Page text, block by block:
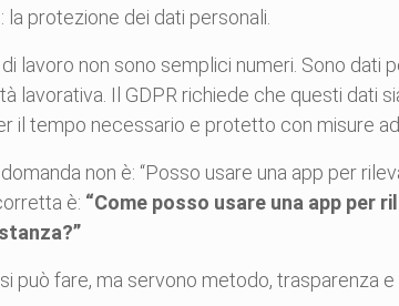
protezione dei dati personali.
lavoro non sono semplici numeri. Sono
lavorativa. Il GDPR richiede che questi dati
il tempo necessario e protetto con misure
non è: “Posso usare una app per
è: “Come posso usare una app per
può fare, ma servono metodo, trasparenza